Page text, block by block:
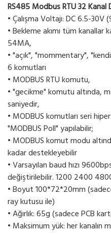
RS485 Modbus RTU 32
• Çalışma Voltajı: DC 6.5-30V
• Bekleme akımı tüm kanallar
54MA,
• "açık", "mommentary",
6 komutları
• MODBUS RTU komutu,
• "gecikme" komutu altında,
saniyedir,
• MODBUS komutları seri
"MODBUS Poll" yapılabilir;
• MODBUS komut modu
kadar destekleyebilir
• Varsayılan baud hızı
değiştirilebilir. 1200 2400
• Boyut 100*72*20mm
ray kutusu ile)
• Ağırlık: 65g (sadece PCB
• Maksimum yük: her kanalın